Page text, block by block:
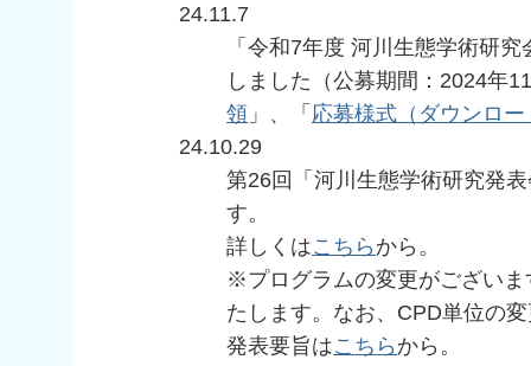
24.11.7
「令和7年度 河川生態学術研
しました（公募期間：2024年
領 」、「 応募様式（ダウンロー
24.10.29
第26回「河川生態学術研究発
す。
詳しくはこちら から。
※プログラムの変更がござい
たします。なお、CPD単位の
発表要旨はこちら から。